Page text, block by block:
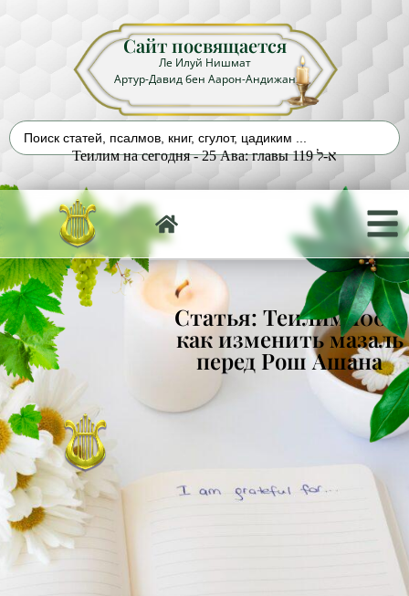
Сайт посвящается
Ле Илуй Нишмат
Артур-Давид бен Аарон-Андижан
Теилим на сегодня - 25 Ава: главы 119 א-ל
Статья: Теилим 100 –
как изменить мазаль
перед Рош Ашана